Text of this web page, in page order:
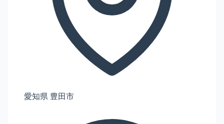
愛知県 豊田市